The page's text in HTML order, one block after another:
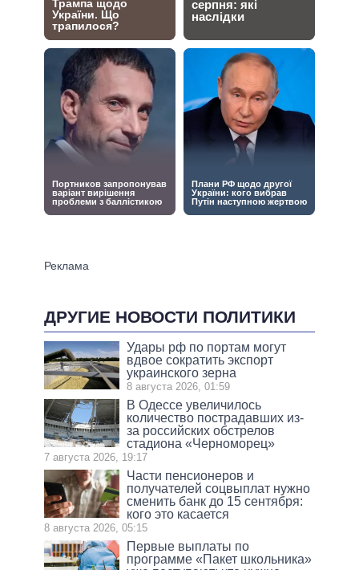
ДРУГИЕ НОВОСТИ ПОЛИТИКИ
Удары рф по портам могут
вдвое сократить экспорт
украинского зерна
8 августа 2026, 01:59
В Одессе увеличилось
количество пострадавших из-
за российских обстрелов
стадиона «Черноморец»
7 августа 2026, 19:17
Части пенсионеров и
получателей соцвыплат нужно
сменить банк до 15 сентября:
кого это касается
8 августа 2026, 05:15
Первые выплаты по
программе «Пакет школьника»